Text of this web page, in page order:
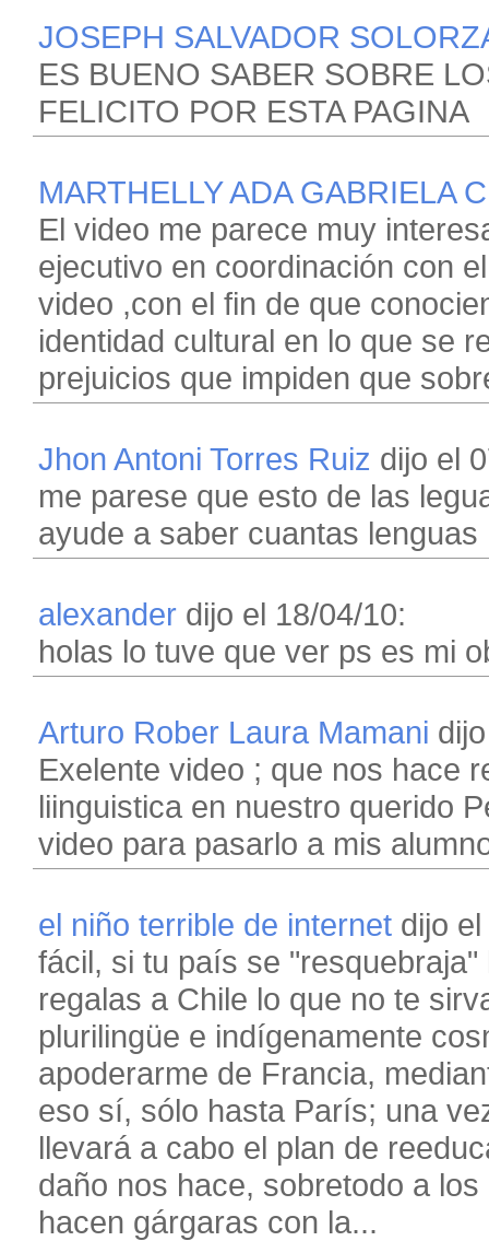
JOSEPH SALVADOR
ES BUENO SABER SOBRE
FELICITO POR ESTA PAGINA
MARTHELLY ADA GABRIELA
El video me parece muy
ejecutivo en coordinación con
video ,con el fin de que
identidad cultural en lo que se
prejuicios que impiden que
Jhon Antoni Torres Ruiz dijo el
me parese que esto de las
ayude a saber cuantas lenguas
alexander dijo el 18/04/10:
holas lo tuve que ver ps es mi
Arturo Rober Laura Mamani
Exelente video ; que nos hace
liinguistica en nuestro querido
video para pasarlo a mis
el niño terrible de internet dijo
fácil, si tu país se
regalas a Chile lo que no te
plurilingüe e indígenamente
apoderarme de Francia,
eso sí, sólo hasta París; una
llevará a cabo el plan de
daño nos hace, sobretodo a
hacen gárgaras con la...